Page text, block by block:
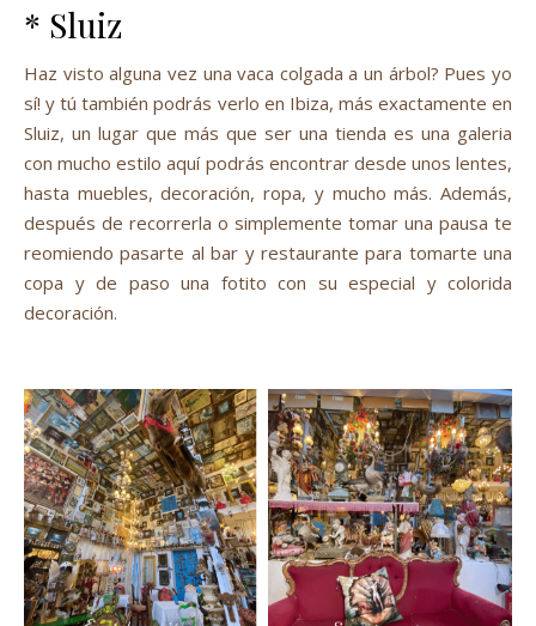
* Sluiz
Haz visto alguna vez una vaca colgada a un árbol? Pues yo
sí! y tú también podrás verlo en Ibiza, más exactamente en
Sluiz, un lugar que más que ser una tienda es una galeria
con mucho estilo aquí podrás encontrar desde unos lentes,
hasta muebles, decoración, ropa, y mucho más. Además,
después de recorrerla o simplemente tomar una pausa te
reomiendo pasarte al bar y restaurante para tomarte una
copa y de paso una fotito con su especial y colorida
decoración.